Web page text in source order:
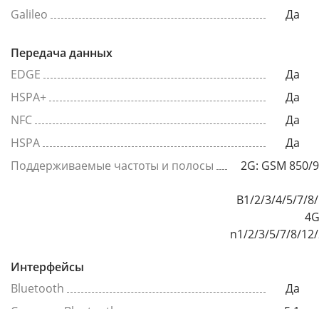
Galileo
Да
Передача данных
EDGE
Да
HSPA+
Да
NFC
Да
HSPA
Да
Поддерживаемые частоты и полосы
2G: GSM 850/
B1/2/3/4/5/7/
n1/2/3/5/7/8/
Интерфейсы
Bluetooth
Да